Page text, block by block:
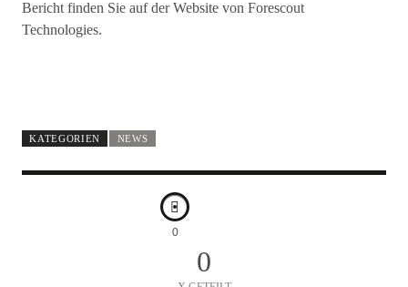
Bericht finden Sie auf der Website von Forescout
Technologies.
KATEGORIEN NEWS
0
0